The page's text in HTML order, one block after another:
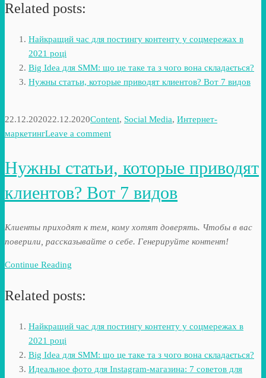
Related posts:
Найкращий час для постингу контенту у соцмережах в
2021 році
Big Idea для SMM: що це таке та з чого вона складається?
Нужны статьи, которые приводят клиентов? Вот 7 видов
22.12.202022.12.2020Content, Social Media, Интернет-
маркетингLeave a comment
Нужны статьи, которые приводят
клиентов? Вот 7 видов
Клиенты приходят к тем, кому хотят доверять. Чтобы в вас
поверили, рассказывайте о себе. Генерируйте контент!
Continue Reading
Related posts:
Найкращий час для постингу контенту у соцмережах в
2021 році
Big Idea для SMM: що це таке та з чого вона складається?
Идеальное фото для Instagram-магазина: 7 советов для